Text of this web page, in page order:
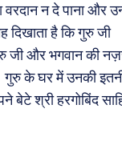
वरदान न दे पाना और
दिखाता है कि गुरु जी
जी और भगवान की
के घर में उनकी
बेटे श्री हरगोबिंद